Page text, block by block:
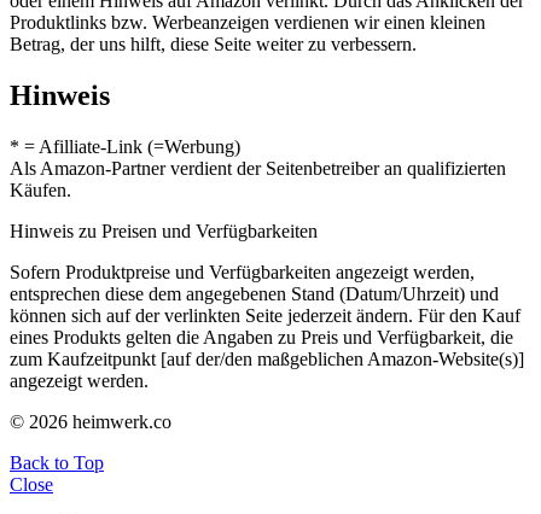
Produktlinks bzw. Werbeanzeigen verdienen wir einen kleinen
Betrag, der uns hilft, diese Seite weiter zu verbessern.
Hinweis
* = Afilliate-Link (=Werbung)
Als Amazon-Partner verdient der Seitenbetreiber an qualifizierten
Käufen.
Hinweis zu Preisen und Verfügbarkeiten
Sofern Produktpreise und Verfügbarkeiten angezeigt werden,
entsprechen diese dem angegebenen Stand (Datum/Uhrzeit) und
können sich auf der verlinkten Seite jederzeit ändern. Für den Kauf
eines Produkts gelten die Angaben zu Preis und Verfügbarkeit, die
zum Kaufzeitpunkt [auf der/den maßgeblichen Amazon-Website(s)]
angezeigt werden.
© 2026 heimwerk.co
Back to Top
Close